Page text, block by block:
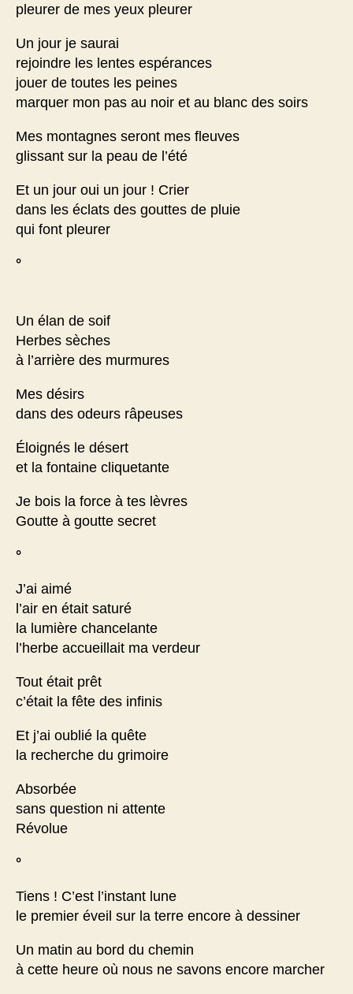
pleurer de mes yeux pleurer
Un jour je saurai
rejoindre les lentes espérances
jouer de toutes les peines
marquer mon pas au noir et au blanc des soirs
Mes montagnes seront mes fleuves
glissant sur la peau de l’été
Et un jour oui un jour ! Crier
dans les éclats des gouttes de pluie
qui font pleurer
°
Un élan de soif
Herbes sèches
à l’arrière des murmures
Mes désirs
dans des odeurs râpeuses
Éloignés le désert
et la fontaine cliquetante
Je bois la force à tes lèvres
Goutte à goutte secret
°
J’ai aimé
l’air en était saturé
la lumière chancelante
l’herbe accueillait ma verdeur
Tout était prêt
c’était la fête des infinis
Et j’ai oublié la quête
la recherche du grimoire
Absorbée
sans question ni attente
Révolue
°
Tiens ! C’est l’instant lune
le premier éveil sur la terre encore à dessiner
Un matin au bord du chemin
à cette heure où nous ne savons encore marcher